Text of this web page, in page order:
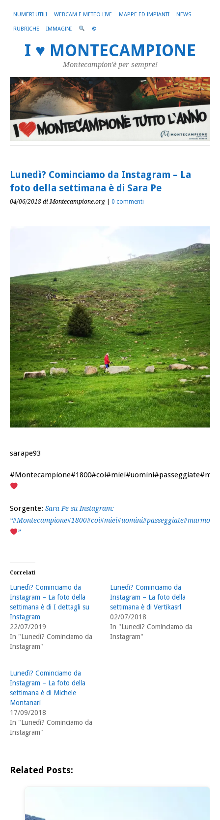
NUMERI UTILI WEBCAM E METEO LIVE MAPPE ED IMPIANTI NEWS
RUBRICHE IMMAGINI ©
I ♥ MONTECAMPIONE
Montecampion'è per sempre!
Lunedì? Cominciamo da Instagram – La
foto della settimana è di Sara Pe
04/06/2018 di Montecampione.org| 0 commenti
sarape93
Sorgente: Sara Pe su Instagram:
”
Correlati
Lunedì? Cominciamo da
Instagram – La foto della
settimana è di I dettagli su
Instagram
22/07/2019
In "Lunedì? Cominciamo da
Instagram"
Lunedì? Cominciamo da
Instagram – La foto della
settimana è di Vertikasrl
02/07/2018
In "Lunedì? Cominciamo da
Instagram"
Lunedì? Cominciamo da
Instagram – La foto della
settimana è di Michele
Montanari
17/09/2018
In "Lunedì? Cominciamo da
Instagram"
Related Posts: